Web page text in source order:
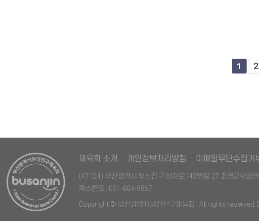
1 2
체육회 소개 개인정보처리방침 이메일무단수집거
(47124) 부산광역시 부산진구 성지로143번길 27 초연근린공
팩스번호 : 051-804-9867
Copyright © 부산광역시부산진구체육회 . All rights reserved.